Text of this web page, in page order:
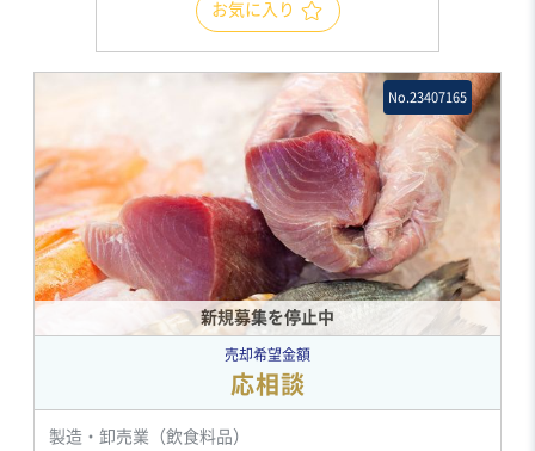
お気に入り
新規募集を停止中
No.23407165
売却希望金額
応相談
製造・卸売業（飲食料品）